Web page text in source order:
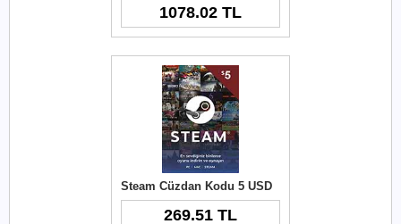
1078.02 TL
Steam Cüzdan Kodu 5 USD
269.51 TL